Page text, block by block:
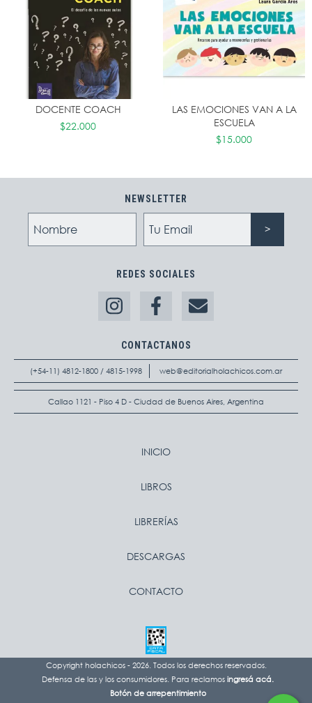
DOCENTE COACH
$22.000
LAS EMOCIONES VAN A LA
ESCUELA
$15.000
NEWSLETTER
REDES SOCIALES
CONTACTANOS
(+54-11) 4812-1800 / 4815-1998 web@editorialholachicos.com.ar
Callao 1121 - Piso 4 D - Ciudad de Buenos Aires, Argentina
INICIO
LIBROS
LIBRERÍAS
DESCARGAS
CONTACTO
Copyright holachicos - 2026. Todos los derechos reservados.
Defensa de las y los consumidores. Para reclamosingresá acá.
Botón de arrepentimiento